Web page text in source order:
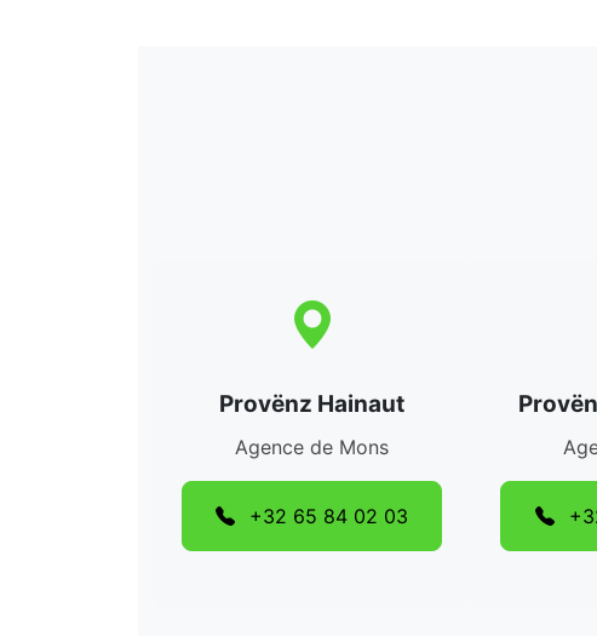
Provënz Hainaut
Agence de Mons
+32 65 84 02 03